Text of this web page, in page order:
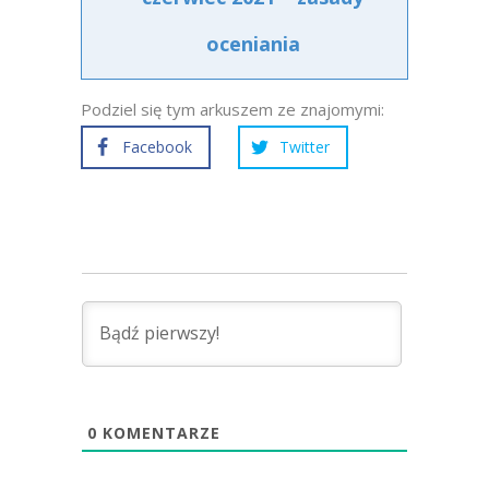
oceniania
Podziel się tym arkuszem ze znajomymi:
Facebook Twitter
0 KOMENTARZE